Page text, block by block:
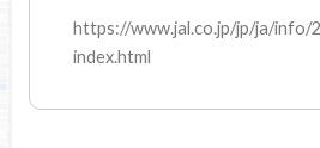
https://www.jal.co.jp/jp/ja/info/
index.html